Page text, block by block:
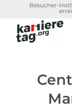
Besucher-